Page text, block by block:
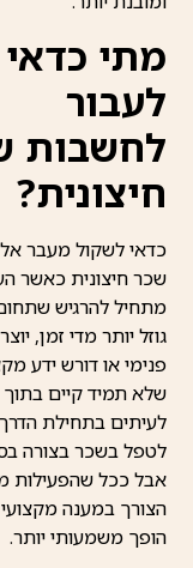
מתי כדאי
לעבור
לחשבות
חיצונית?
כדאי לשקול מעבר
שכר חיצונית כאשר
מתחיל להרגיש
גוזל יותר מדי זמן,
פנימי או דורש ידע
שלא תמיד קיים בתוך
לעיתים בתחילת
לטפל בשכר בצורה
אבל ככל שהפעילות
הצורך במענה מקצועי
הופך משמעותי יותר.